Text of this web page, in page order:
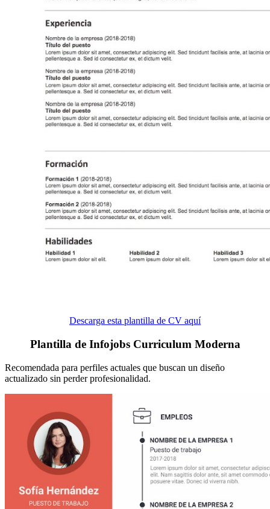
Descarga esta plantilla de CV aquí
Plantilla de Infojobs Curriculum Moderna
Recomendada para perfiles actuales que buscan un diseño
actualizado sin perder profesionalidad.